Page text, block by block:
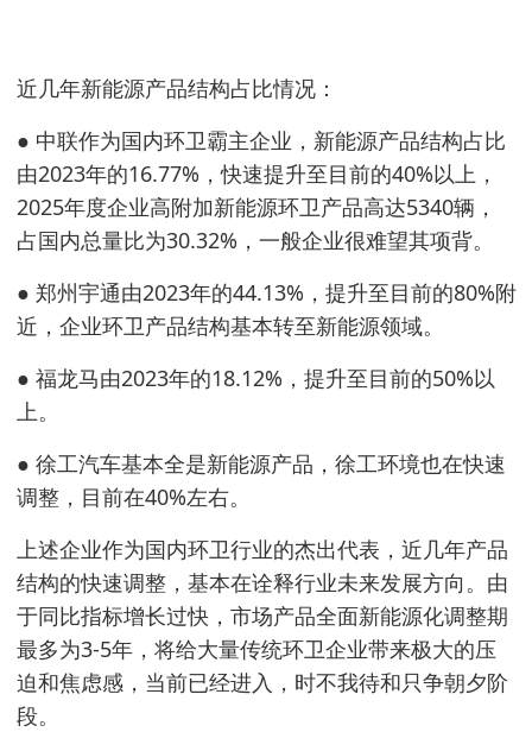
近几年新能源产品结构占比情况：
● 中联作为国内环卫霸主企业，新能源产品结构占比
由2023年的16.77%，快速提升至目前的40%以上，
2025年度企业高附加新能源环卫产品高达5340辆，
占国内总量比为30.32%，一般企业很难望其项背。
● 郑州宇通由2023年的44.13%，提升至目前的80%附
近，企业环卫产品结构基本转至新能源领域。
● 福龙马由2023年的18.12%，提升至目前的50%以
上。
● 徐工汽车基本全是新能源产品，徐工环境也在快速
调整，目前在40%左右。
上述企业作为国内环卫行业的杰出代表，近几年产品
结构的快速调整，基本在诠释行业未来发展方向。由
于同比指标增长过快，市场产品全面新能源化调整期
最多为3-5年，将给大量传统环卫企业带来极大的压
迫和焦虑感，当前已经进入，时不我待和只争朝夕阶
段。